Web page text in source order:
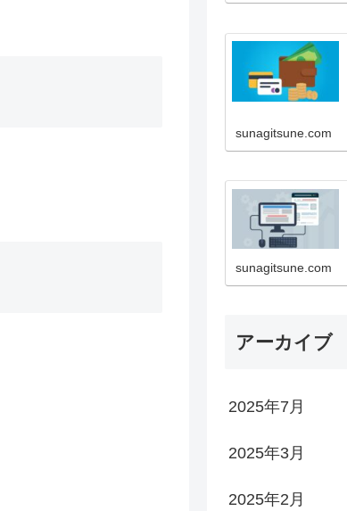
sunagitsune.com
sunagitsune.com
アーカイブ
2025年7月
2025年3月
2025年2月